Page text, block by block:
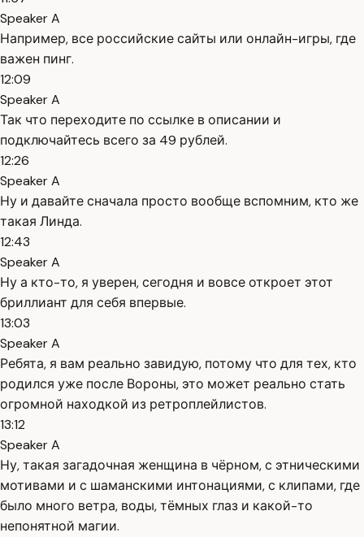
Speaker A
Например, все российские сайты или онлайн-игры, где
важен пинг.
12:09
Speaker A
Так что переходите по ссылке в описании и
подключайтесь всего за 49 рублей.
12:26
Speaker A
Ну и давайте сначала просто вообще вспомним, кто же
такая Линда.
12:43
Speaker A
Ну а кто-то, я уверен, сегодня и вовсе откроет этот
бриллиант для себя впервые.
13:03
Speaker A
Ребята, я вам реально завидую, потому что для тех, кто
родился уже после Вороны, это может реально стать
огромной находкой из ретроплейлистов.
13:12
Speaker A
Ну, такая загадочная женщина в чёрном, с этническими
мотивами и с шаманскими интонациями, с клипами, где
было много ветра, воды, тёмных глаз и какой-то
непонятной магии.